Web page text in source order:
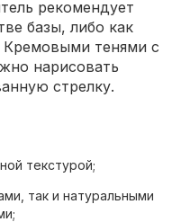
рекомендует
базы, либо как
Кремовыми тенями с
нарисовать
стрелку.
текстурой;
так и натуральными